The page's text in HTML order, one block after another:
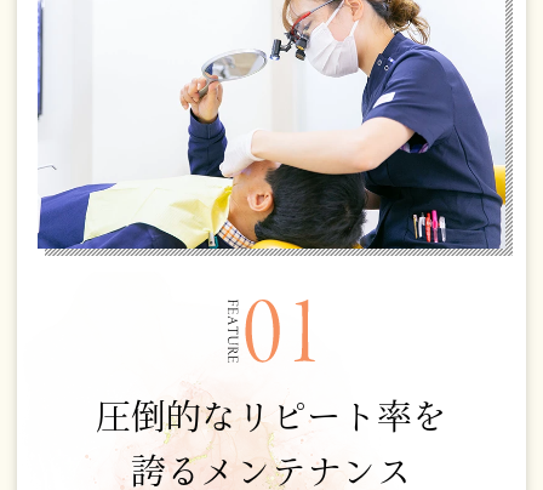
圧倒的なリピート率を
誇るメンテナンス